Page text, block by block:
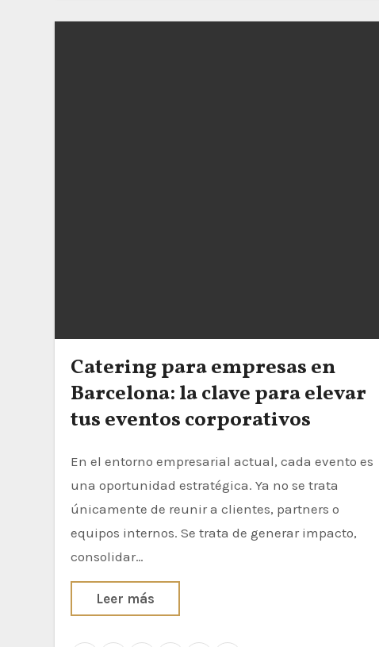
Catering para empresas en
Barcelona: la clave para elevar
tus eventos corporativos
En el entorno empresarial actual, cada evento es
una oportunidad estratégica. Ya no se trata
únicamente de reunir a clientes, partners o
equipos internos. Se trata de generar impacto,
consolidar…
Leer más